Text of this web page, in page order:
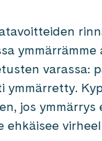
varassa:
ymmärretty.
jos
ehkäisee